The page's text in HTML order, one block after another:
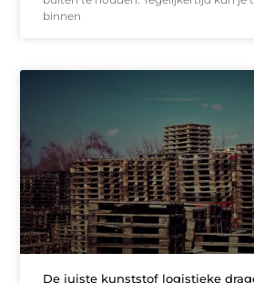
binnen
De juiste kunststof logistieke